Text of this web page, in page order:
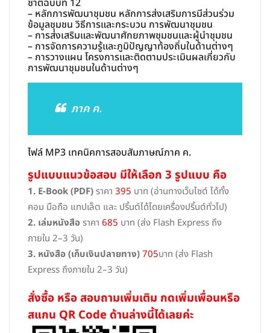
– หลักการพัฒนาชุมชน หลักการส่งเสริมการมีส่วนร่วม
ข้อมูลชุมชน วิธีการและกระบวน การพัฒนาชุมชน
– การส่งเสริมและพัฒนาศักยภาพชุมชนและผู้นำชุมชน
– การจัดการความรู้และภูมิปัญญาท้องถิ่นในด้านต่างๆ
– การวางแผน โครงการและติดตามประเมินผลเกี่ยวกับ
การพัฒนาชุมชนในด้านต่างๆ
ภาค ค.
ไฟล์ MP3 เทคนิคการสอบสัมภาษณ์ภาค ค.
รูปแบบแนวข้อสอบ มีให้เลือก 3 รูปแบบ คือ
1. E-Book (PDF)ราคา 395 บาท (อ่านทางเว็บไซต์ ได้ทั้ง
คอม มือถือ แทปเล็ต และ ปริ้นต์ได้โดยเครื่องปริ้นต์ทั่วไป)
2. เล่มหนังสือราคา 685 บาท (ส่ง Flash Express ถึง
ภายใน 2–3 วัน)
3. หนังสือ (เก็บเงินปลายทาง)705บาท (ส่ง Flash
Express ถึงภายใน 2–3 วัน)
สั่งซื้อ หรือ สอบถามเพิ่มเติม กดเพิ่มเพื่อนหรือ
สแกน QR Code ด้านล่างนี้ได้เลยค่ะ